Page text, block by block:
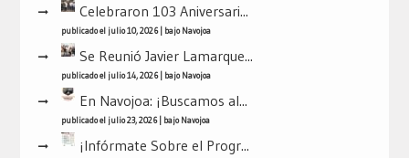
Celebraron 103 Aniversari...
publicado el julio 10, 2026| bajoNavojoa
Se Reunió Javier Lamarque...
publicado el julio 14, 2026| bajoNavojoa
En Navojoa: ¡Buscamos al...
publicado el julio 23, 2026| bajoNavojoa
¡Infórmate Sobre el Progr...